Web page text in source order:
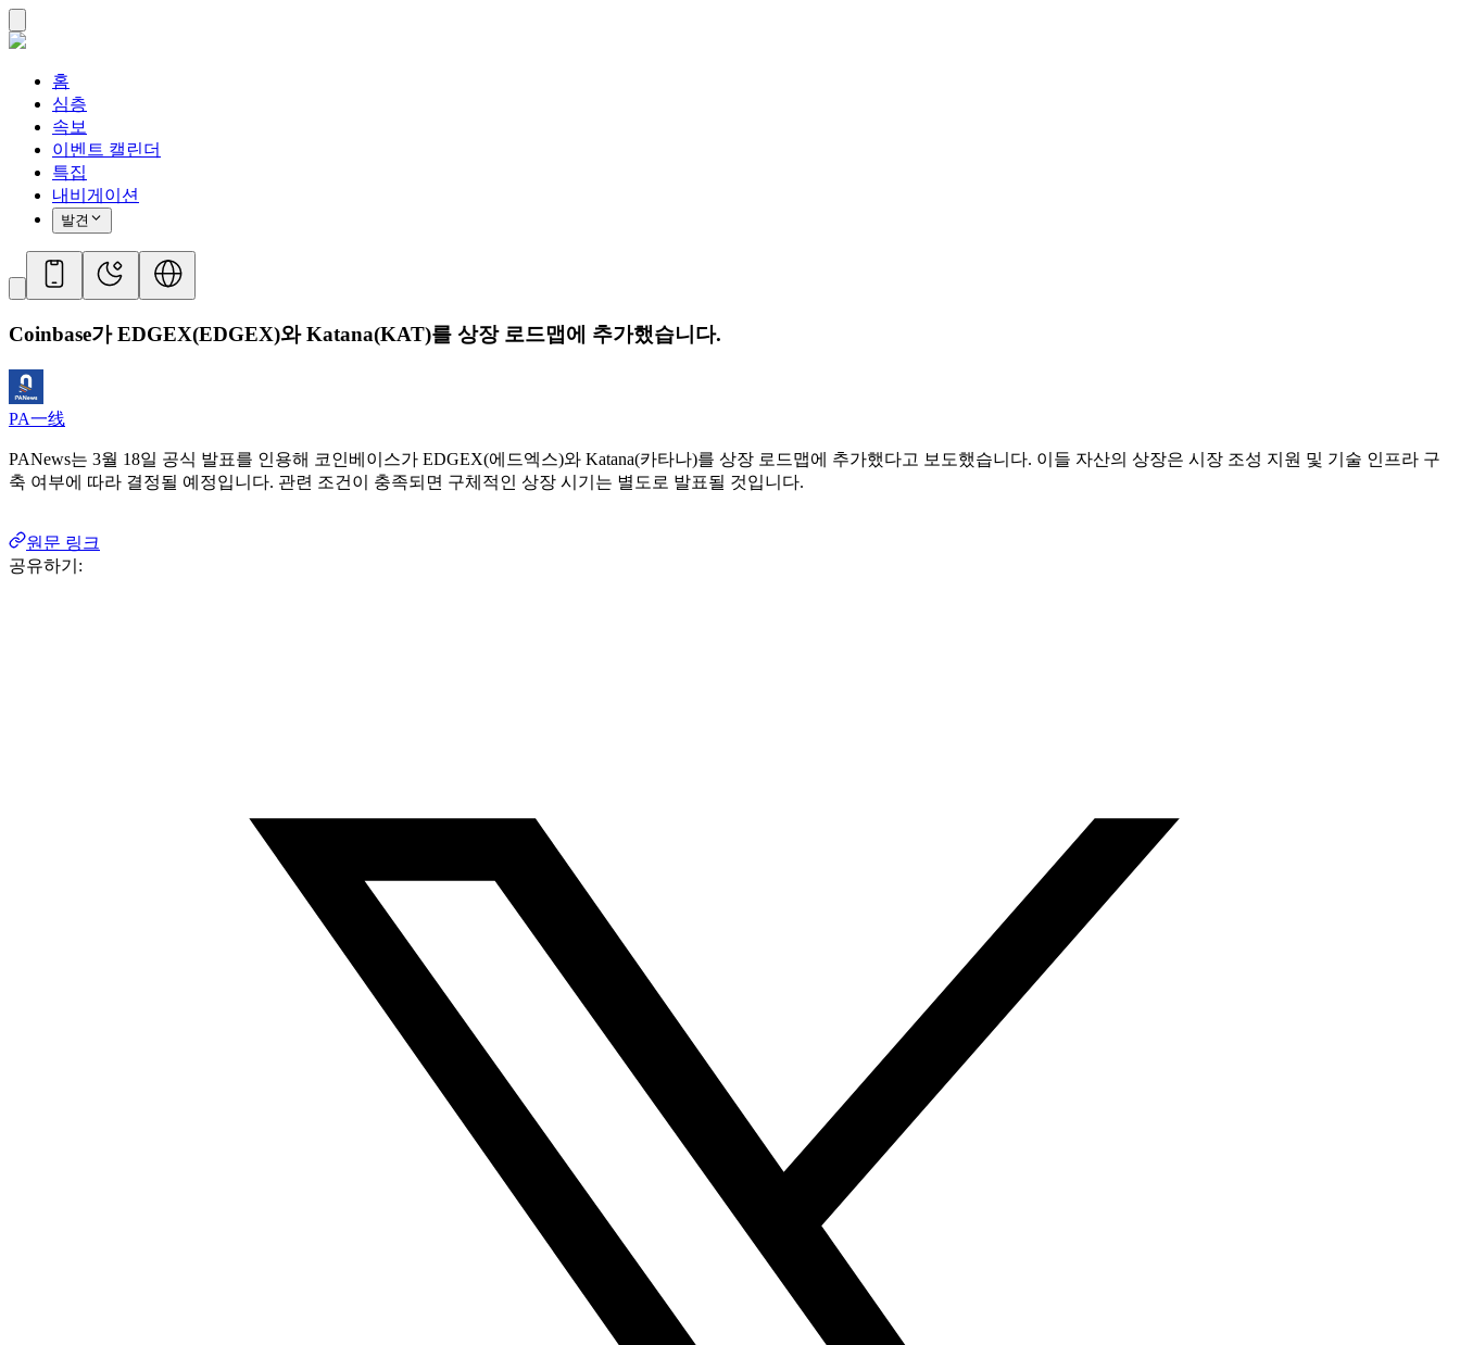
홈
심층
속보
이벤트 캘린더
특집
내비게이션
발견
Coinbase가 EDGEX(EDGEX)와 Katana(KAT)를 상장 로드맵에 추가했습니다.
PA一线
PANews는 3월 18일 공식 발표를 인용해 코인베이스가 EDGEX(에드엑스)와 Katana(카타나)를 상장 로드맵에 추가했다고 보도했습니다. 이들 자산의 상장은 시장 조성 지원 및 기술 인프라 구
축 여부에 따라 결정될 예정입니다. 관련 조건이 충족되면 구체적인 상장 시기는 별도로 발표될 것입니다.
원문 링크
공유하기: